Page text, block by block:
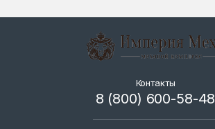
Контакты
8 (800) 600-58-48